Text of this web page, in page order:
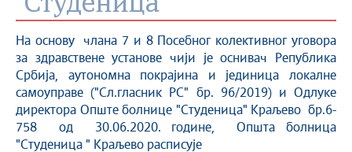
На основу члана 7 и 8 Посебног колективног уговора
за здравствене установе чији је оснивач Република
Србија, аутономна покрајина и јединица локалне
самоуправе ("Сл.гласник РС" бр. 96/2019) и Одлуке
директора Опште болнице "Студеница" Краљево бр.6-
758 од 30.06.2020. године, Општа болница
"Студеница " Краљево расписује